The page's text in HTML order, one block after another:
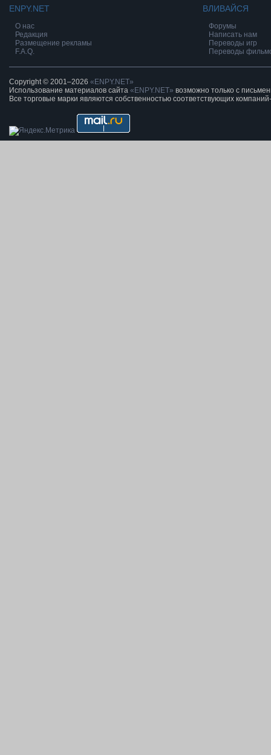
ENPY.NET
О нас
Редакция
Размещение рекламы
F.A.Q.
ВЛИВАЙСЯ
Форумы
Написать нам
Переводы игр
Переводы
Copyright © 2001–2026 «ENPY.NET»
Использование материалов сайта «ENPY.NET» возможно только с
Все торговые марки являются собственностью соответствующих